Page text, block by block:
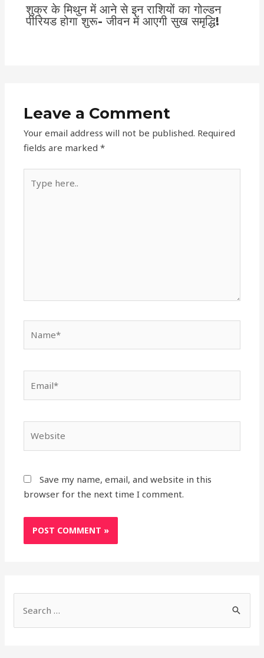
शुक्र के मिथुन में आने से इन राशियों का गोल्डन
पीरियड होगा शुरू- जीवन में आएगी सुख समृद्धि!
Leave a Comment
Your email address will not be published. Required
fields are marked*
here..
Save my name, email, and website in this
browser for the next time I comment.
e